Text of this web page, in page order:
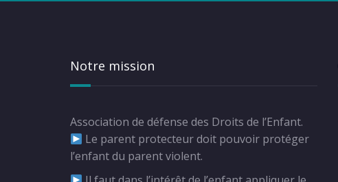
Notre mission
Association de défense des Droits de l’Enfant.
Le parent protecteur doit pouvoir protéger
l’enfant du parent violent.